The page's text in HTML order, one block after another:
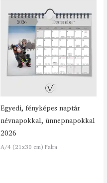
Egyedi, fényképes naptár
névnapokkal, ünnepnapokkal
2026
A/4 (21x30 cm) Falra